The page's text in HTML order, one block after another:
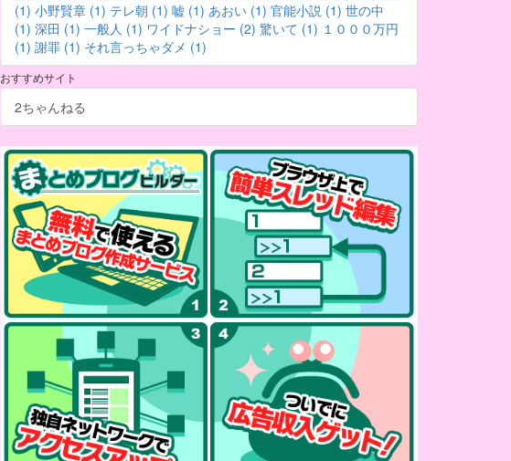
(1) 小野賢章 (1) テレ朝 (1) 嘘 (1) あおい (1) 官能小説 (1) 世の中
(1) 深田 (1) 一般人 (1) ワイドナショー (2) 驚いて (1) １０００万円
(1) 謝罪 (1) それ言っちゃダメ (1)
おすすめサイト
2ちゃんねる